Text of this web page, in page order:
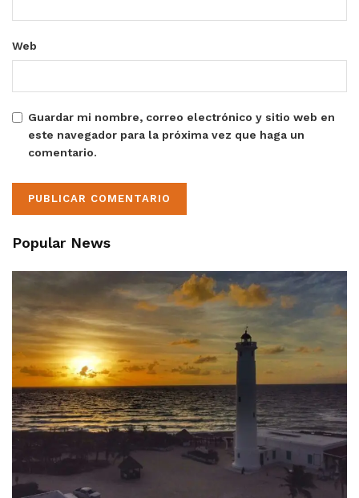
Web
Guardar mi nombre, correo electrónico y sitio web en
este navegador para la próxima vez que haga un
comentario.
Popular News